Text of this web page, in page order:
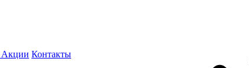
Контакты